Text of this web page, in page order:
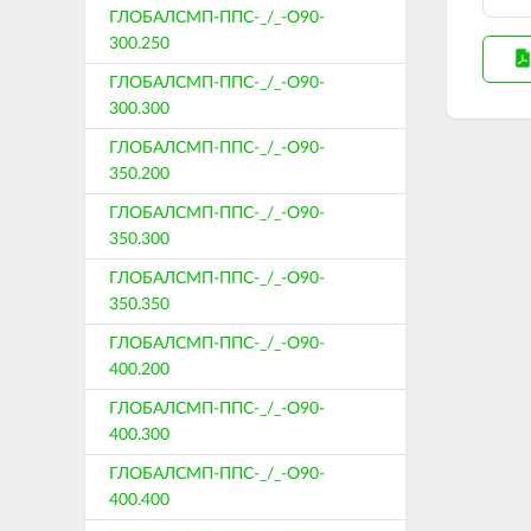
ГЛОБАЛСМП-ППС-_/_-О90-
300.250
ГЛОБАЛСМП-ППС-_/_-О90-
300.300
ГЛОБАЛСМП-ППС-_/_-О90-
350.200
ГЛОБАЛСМП-ППС-_/_-О90-
350.300
ГЛОБАЛСМП-ППС-_/_-О90-
350.350
ГЛОБАЛСМП-ППС-_/_-О90-
400.200
ГЛОБАЛСМП-ППС-_/_-О90-
400.300
ГЛОБАЛСМП-ППС-_/_-О90-
400.400